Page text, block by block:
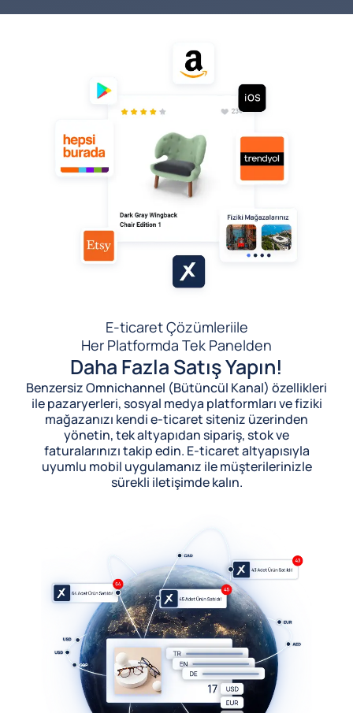
E-ticaret Çözümleriile
Her Platformda Tek Panelden
Daha Fazla Satış Yapın!
Benzersiz Omnichannel (Bütüncül Kanal) özellikleri
ile pazaryerleri, sosyal medya platformları ve fiziki
mağazanızı kendi e-ticaret siteniz üzerinden
yönetin, tek altyapıdan sipariş, stok ve
faturalarınızı takip edin. E-ticaret altyapısıyla
uyumlu mobil uygulamanız ile müşterilerinizle
sürekli iletişimde kalın.